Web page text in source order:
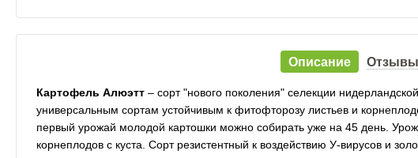
Описание Отзывы
Картофель Алюэтт – сорт "нового поколения" селекции
универсальным сортам устойчивым к фитофторозу листьев и
первый урожай молодой картошки можно собирать уже на 45 день.
корнеплодов с куста. Сорт резистентный к воздействию У-вирусов и